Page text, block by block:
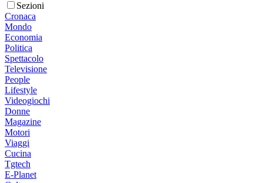
Sezioni
Cronaca
Mondo
Economia
Politica
Spettacolo
Televisione
People
Lifestyle
Videogiochi
Donne
Magazine
Motori
Viaggi
Cucina
Tgtech
E-Planet